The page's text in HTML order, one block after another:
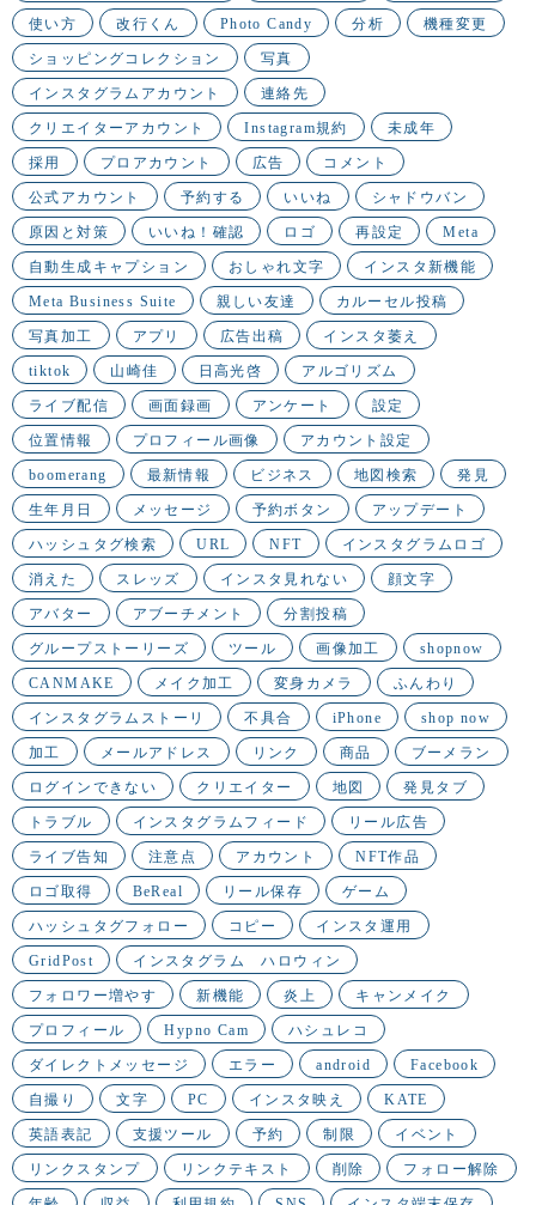
使い方 改行くん Photo Candy 分析 機種変更
ショッピングコレクション 写真
インスタグラムアカウント 連絡先
クリエイターアカウント Instagram規約 未成年
採用 プロアカウント 広告 コメント
公式アカウント 予約する いいね シャドウバン
原因と対策 いいね！確認 ロゴ 再設定 Meta
自動生成キャプション おしゃれ文字 インスタ新機能
Meta Business Suite 親しい友達 カルーセル投稿
写真加工 アプリ 広告出稿 インスタ萎え
tiktok 山崎佳 日高光啓 アルゴリズム
ライブ配信 画面録画 アンケート 設定
位置情報 プロフィール画像 アカウント設定
boomerang 最新情報 ビジネス 地図検索 発見
生年月日 メッセージ 予約ボタン アップデート
ハッシュタグ検索 URL NFT インスタグラムロゴ
消えた スレッズ インスタ見れない 顔文字
アバター アブーチメント 分割投稿
グループストーリーズ ツール 画像加工 shopnow
CANMAKE メイク加工 変身カメラ ふんわり
インスタグラムストーリ 不具合 iPhone shop now
加工 メールアドレス リンク 商品 ブーメラン
ログインできない クリエイター 地図 発見タブ
トラブル インスタグラムフィード リール広告
ライブ告知 注意点 アカウント NFT作品
ロゴ取得 BeReal リール保存 ゲーム
ハッシュタグフォロー コピー インスタ運用
GridPost インスタグラム ハロウィン
フォロワー増やす 新機能 炎上 キャンメイク
プロフィール Hypno Cam ハシュレコ
ダイレクトメッセージ エラー android Facebook
自撮り 文字 PC インスタ映え KATE
英語表記 支援ツール 予約 制限 イベント
リンクスタンプ リンクテキスト 削除 フォロー解除